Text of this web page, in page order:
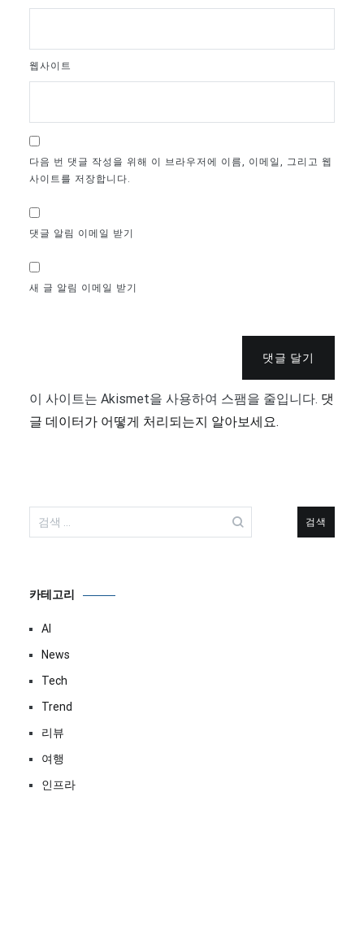
웹사이트
다음 번 댓글 작성을 위해 이 브라우저에 이름, 이메일, 그리고 웹
사이트를 저장합니다.
댓글 알림 이메일 받기
새 글 알림 이메일 받기
댓글 달기
이 사이트는 Akismet을 사용하여 스팸을 줄입니다. 댓
글 데이터가 어떻게 처리되는지 알아보세요.
색:
카테고리
AI
News
Tech
Trend
리뷰
여행
인프라